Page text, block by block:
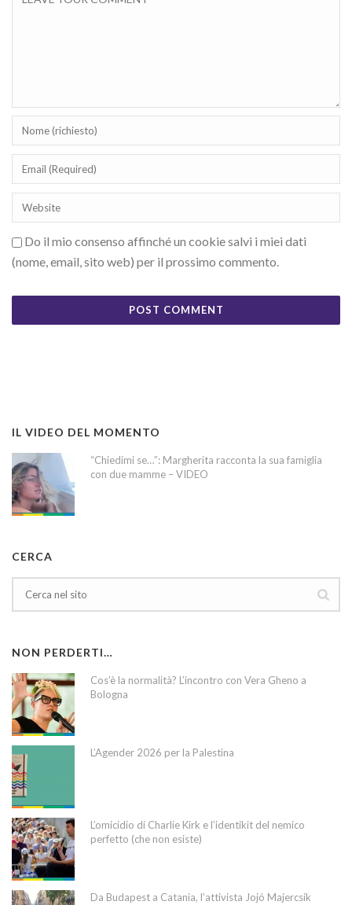
Do il mio consenso affinché un cookie salvi i miei dati
(nome, email, sito web) per il prossimo commento.
IL VIDEO DEL MOMENTO
“Chiedimi se…”: Margherita racconta la sua famiglia
con due mamme – VIDEO
CERCA
NON PERDERTI…
Cos’è la normalità? L’incontro con Vera Gheno a
Bologna
L’Agender 2026 per la Palestina
L’omicidio di Charlie Kirk e l’identikit del nemico
perfetto (che non esiste)
Da Budapest a Catania, l’attivista Jojó Majercsik